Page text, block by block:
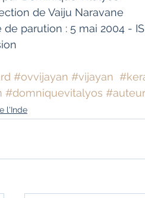
de Vaiju Naravane
parution : 5 mai 2004 -
#ovvijayan #vijayan
#domniquevitalyos
l'Inde